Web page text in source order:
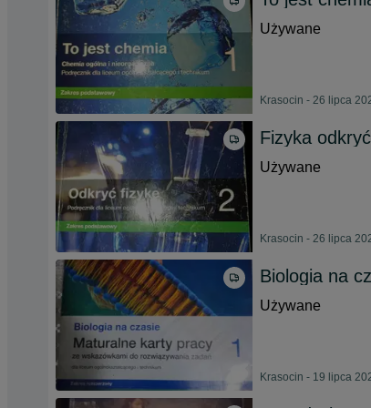
Używane
Krasocin - 26 lipca
Fizyka
Używane
Krasocin - 26 lipca
Biologia na
Używane
Krasocin - 19 lipca